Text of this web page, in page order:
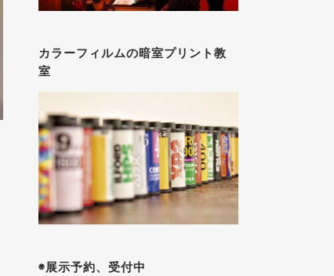
カラーフィルムの暗室プリント教
室
◉展示予約、受付中